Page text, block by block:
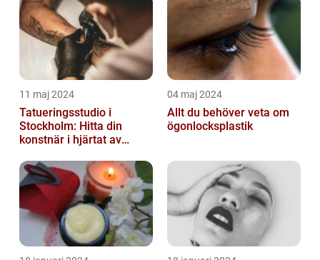
11 maj 2024
Tatueringsstudio i
Stockholm: Hitta din
konstnär i hjärtat av
04 maj 2024
Allt du behöver veta om
ögonlocksplastik